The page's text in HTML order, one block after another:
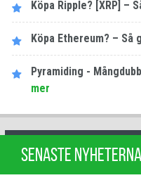
Köpa Ripple? [XRP] –
Köpa Ethereum? – Så
Pyramiding -
mer
SENASTE NYHETERNA